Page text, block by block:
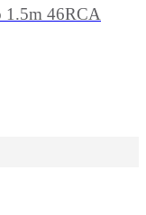
1.5m 46RCA